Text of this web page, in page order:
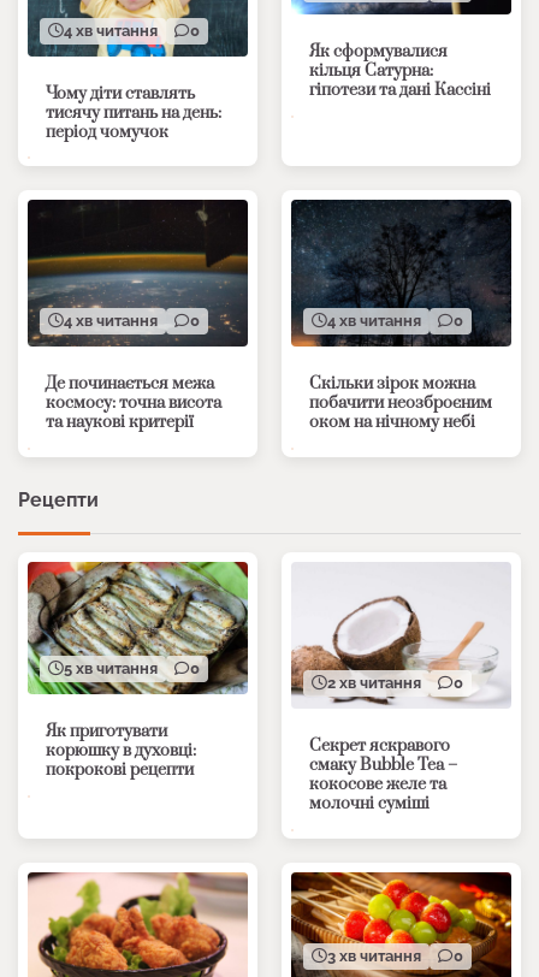
4 хв читання 0
Чому діти ставлять
тисячу питань на день:
період чомучок
Як сформувалися
кільця Сатурна:
гіпотези та дані Кассіні
4 хв читання 0
Де починається межа
космосу: точна висота
та наукові критерії
4 хв читання 0
Скільки зірок можна
побачити неозброєним
оком на нічному небі
Рецепти
5 хв читання 0
Як приготувати
корюшку в духовці:
покрокові рецепти
2 хв читання 0
Секрет яскравого
смаку Bubble Tea –
кокосове желе та
молочні суміші
3 хв читання 0